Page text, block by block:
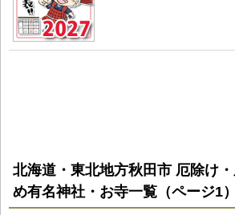
北海道・東北地方秋田市 厄除け
め有名神社・お寺一覧（ページ1）